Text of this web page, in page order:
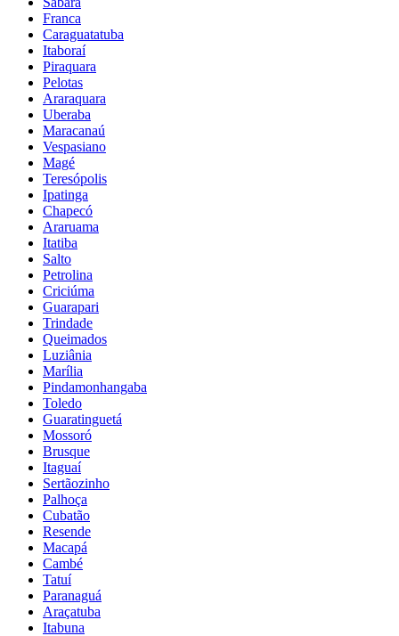
Franca
Caraguatatuba
Itaboraí
Piraquara
Pelotas
Araraquara
Uberaba
Maracanaú
Vespasiano
Magé
Teresópolis
Ipatinga
Chapecó
Araruama
Itatiba
Salto
Petrolina
Criciúma
Guarapari
Trindade
Queimados
Luziânia
Marília
Pindamonhangaba
Toledo
Guaratinguetá
Mossoró
Brusque
Itaguaí
Sertãozinho
Palhoça
Cubatão
Resende
Macapá
Cambé
Tatuí
Paranaguá
Araçatuba
Itabuna